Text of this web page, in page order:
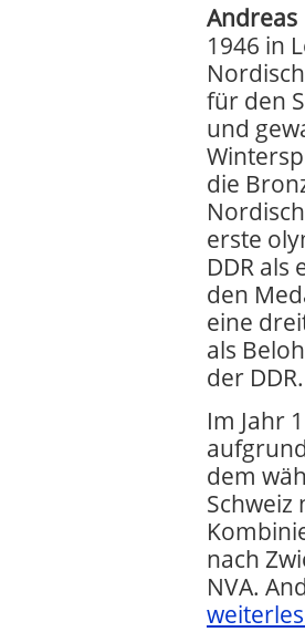
1946 in
für den
und
die
erste
DDR als
den
eine
als
der DDR.
Im Jahr
dem
nach
NVA.